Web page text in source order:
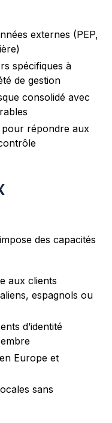
externes (PEP,
spécifiques à
de gestion
consolidé avec
pour répondre aux
des capacités
aux clients
espagnols ou
d’identité
Europe et
sans